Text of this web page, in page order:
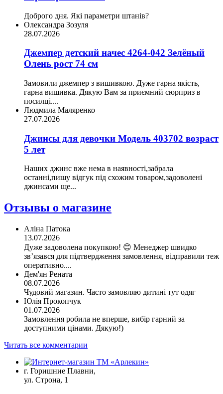
Доброго дня. Які параметри штанів?
Олександра Зозуля
28.07.2026
Джемпер детский начес 4264-042 Зелёный
Олень рост 74 см
Замовили джемпер з вишивкою. Дуже гарна якість,
гарна вишивка. Дякую Вам за приємний сюрприз в
посилці....
Людмила Маляренко
27.07.2026
Джинсы для девочки Модель 403702 возраст
5 лет
Наших джинс вже нема в наявності,забрала
останні,пишу відгук під схожим товаром,задоволені
джинсами ще...
Отзывы о магазине
Аліна Патока
13.07.2026
Дуже задоволена покупкою! 😊 Менеджер швидко
зв’язався для підтвердження замовлення, відправили теж
оперативно....
Дем'ян Рената
08.07.2026
Чудовий магазин. Часто замовляю дитині тут одяг
Юлія Прокопчук
01.07.2026
Замовлення робила не вперше, вибір гарний за
доступними цінами. Дякую!)
Читать все комментарии
г. Горишние Плавни,
ул. Строна, 1